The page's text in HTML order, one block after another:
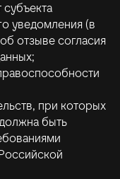
уведомления (в
отзыве согласия
при которых
быть
данных
рассылки
данных